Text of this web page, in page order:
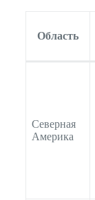
Область
Северная
Америка